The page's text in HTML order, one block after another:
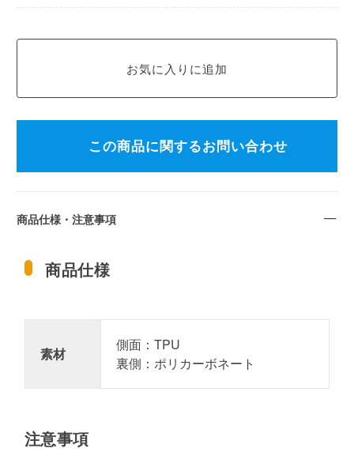
この商品に関するお問い合わせ
商品仕様・注意事項
商品仕様
素材
側面：TPU
裏側：ポリカーボネート
注意事項